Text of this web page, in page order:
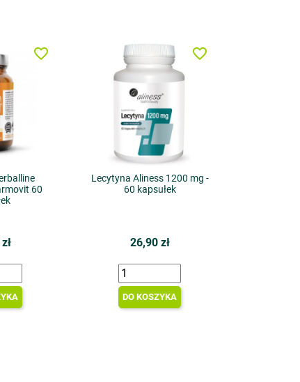
60
favorite_border
Lecytyna Aliness 1200 mg -
60 kapsułek
26,90 zł
DO KOSZYKA
favorite_border